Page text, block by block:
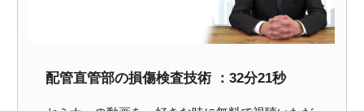
配管直管部の損傷検査技術 ：32分21秒